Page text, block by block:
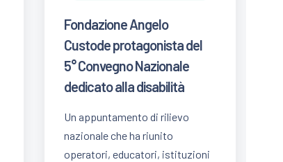
Fondazione Angelo
Custode protagonista del
5° Convegno Nazionale
dedicato alla disabilità
Un appuntamento di rilievo
nazionale che ha riunito
operatori, educatori, istituzioni